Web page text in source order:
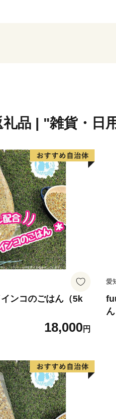
礼品 | "雑貨・日
ンコのごはん（5k
18,000円
愛